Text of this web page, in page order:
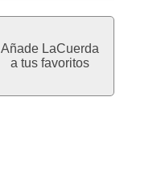
Añade LaCuerda
a tus favoritos